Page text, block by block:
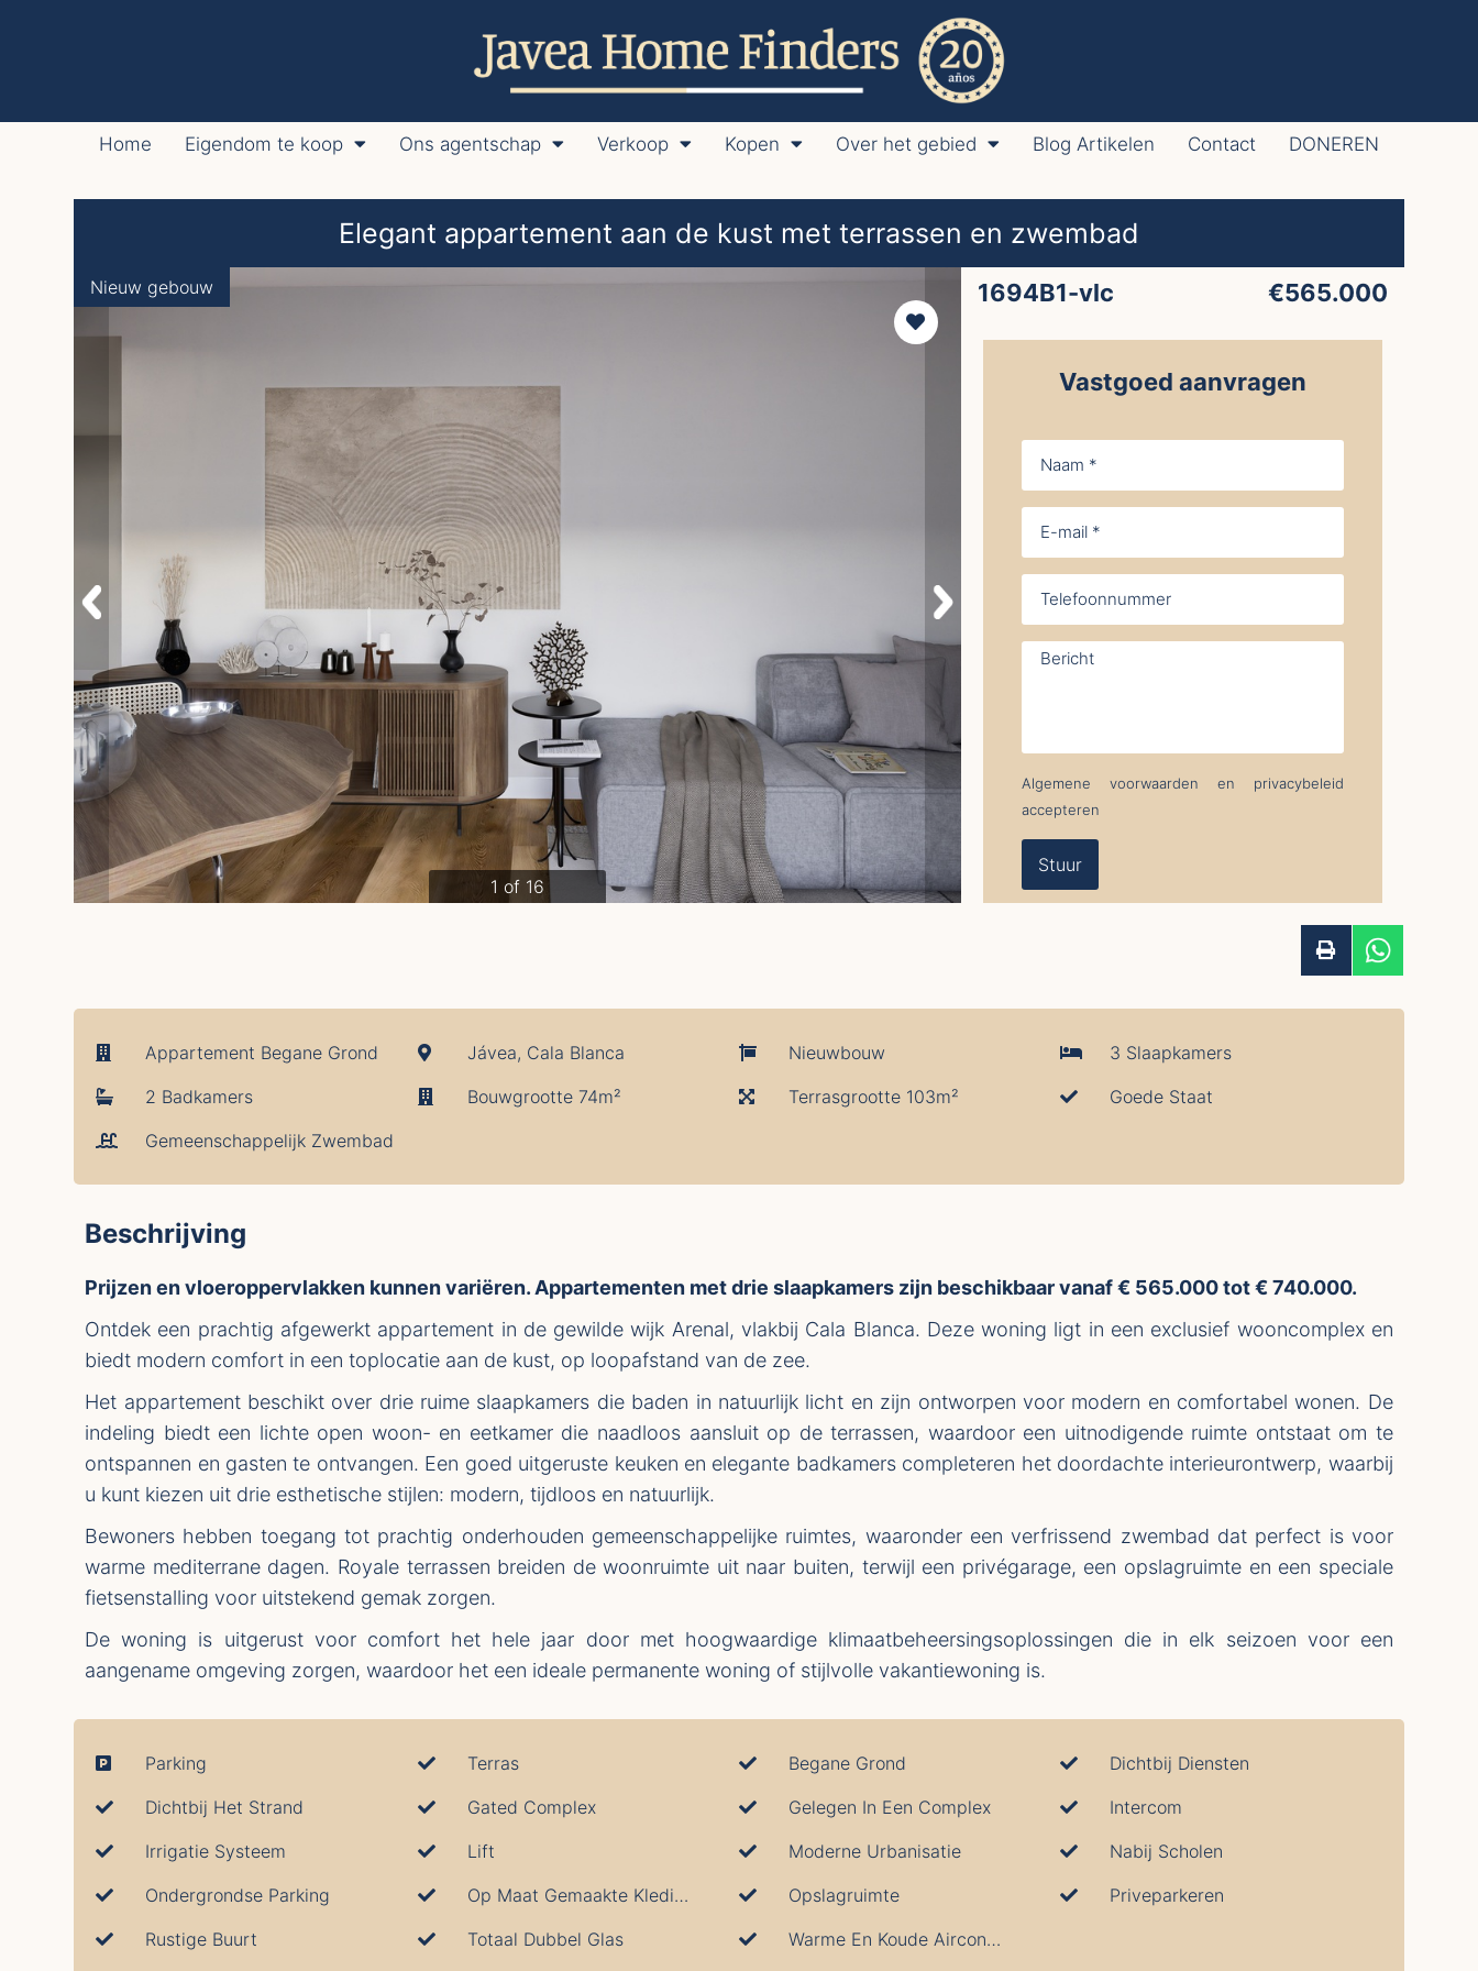
Home Eigendom te koop Ons agentschap Verkoop Kopen Over het gebied Blog Artikelen Contact DONEREN
Elegant appartement aan de kust met terrassen en zwembad
1 of 16
Nieuw gebouw 1694B1-vlc €565.000
Vastgoed aanvragen
Algemene voorwaarden en privacybeleid
accepteren
Appartement Begane Grond Jávea, Cala Blanca Nieuwbouw
3 Slaapkamers
2 Badkamers
Bouwgrootte 74m² Terrasgrootte 103m²
Goede Staat
Gemeenschappelijk Zwembad
Beschrijving
Prijzen en vloeroppervlakken kunnen variëren. Appartementen met drie slaapkamers zijn beschikbaar vanaf € 565.000 tot € 740.000.
Ontdek een prachtig afgewerkt appartement in de gewilde wijk Arenal, vlakbij Cala Blanca. Deze woning ligt in een exclusief wooncomplex en
biedt modern comfort in een toplocatie aan de kust, op loopafstand van de zee.
Het appartement beschikt over drie ruime slaapkamers die baden in natuurlijk licht en zijn ontworpen voor modern en comfortabel wonen. De
indeling biedt een lichte open woon- en eetkamer die naadloos aansluit op de terrassen, waardoor een uitnodigende ruimte ontstaat om te
ontspannen en gasten te ontvangen. Een goed uitgeruste keuken en elegante badkamers completeren het doordachte interieurontwerp, waarbij
u kunt kiezen uit drie esthetische stijlen: modern, tijdloos en natuurlijk.
Bewoners hebben toegang tot prachtig onderhouden gemeenschappelijke ruimtes, waaronder een verfrissend zwembad dat perfect is voor
warme mediterrane dagen. Royale terrassen breiden de woonruimte uit naar buiten, terwijl een privégarage, een opslagruimte en een speciale
fietsenstalling voor uitstekend gemak zorgen.
De woning is uitgerust voor comfort het hele jaar door met hoogwaardige klimaatbeheersingsoplossingen die in elk seizoen voor een
aangename omgeving zorgen, waardoor het een ideale permanente woning of stijlvolle vakantiewoning is.
Parking Terras Begane Grond
Dichtbij Diensten
Dichtbij Het Strand
Gated Complex Gelegen In Een Complex
Intercom
Irrigatie Systeem
Lift Moderne Urbanisatie
Nabij Scholen
Ondergrondse Parking
Op Maat Gemaakte Kledingkasten Opslagruimte
Priveparkeren
Rustige Buurt
Totaal Dubbel Glas Warme En Koude Airconditioning